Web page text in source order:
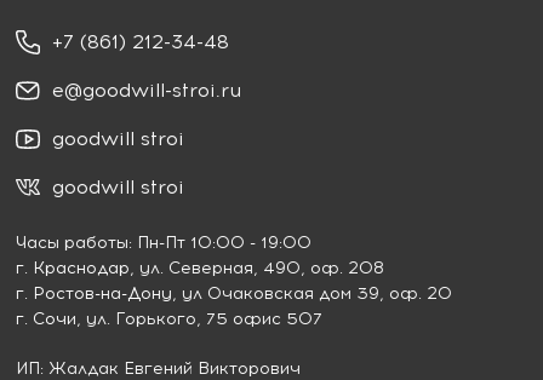
+7 (861) 212-34-48
e@goodwill-stroi.ru
goodwill stroi
goodwill stroi
Часы работы: Пн-Пт 10:00 - 19:00
г. Краснодар, ул. Северная, 490, оф. 208
г. Ростов-на-Дону, ул Очаковская дом 39, оф. 20
г. Сочи, ул. Горького, 75 офис 507
ИП: Жалдак Евгений Викторович